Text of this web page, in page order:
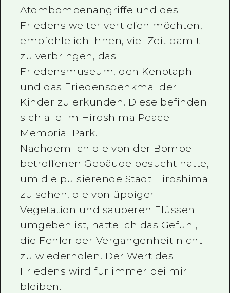
Wenn Sie Ihr Verständnis der
Atombombenangriffe und des
Friedens weiter vertiefen möchten,
empfehle ich Ihnen, viel Zeit damit
zu verbringen, das
Friedensmuseum, den Kenotaph
und das Friedensdenkmal der
Kinder zu erkunden. Diese befinden
sich alle im Hiroshima Peace
Memorial Park.
Nachdem ich die von der Bombe
betroffenen Gebäude besucht hatte,
um die pulsierende Stadt Hiroshima
zu sehen, die von üppiger
Vegetation und sauberen Flüssen
umgeben ist, hatte ich das Gefühl,
die Fehler der Vergangenheit nicht